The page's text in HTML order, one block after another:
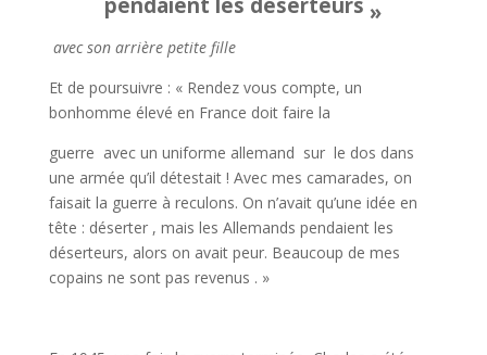
»
avec son arrière petite fille
Et de poursuivre : « Rendez­ vous compte, un
bonhomme élevé en France doit faire la
guerre avec un uniforme allemand sur le dos dans
une armée qu’il détestait ! Avec mes camarades, on
faisait la guerre à reculons. On n’avait qu’une idée en
tête : déserter , mais les Allemands pendaient les
déser­teurs, alors on avait peur. Beau­coup de mes
copains ne sont pas revenus . »